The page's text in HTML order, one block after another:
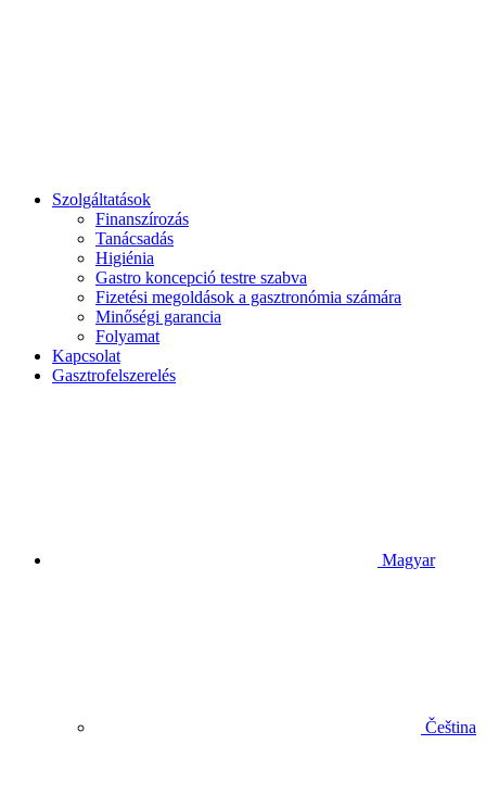
Szolgáltatások
Finanszírozás
Tanácsadás
Higiénia
Gastro koncepció testre szabva
Fizetési megoldások a gasztronómia számára
Minőségi garancia
Folyamat
Kapcsolat
Gasztrofelszerelés
Magyar
Čeština